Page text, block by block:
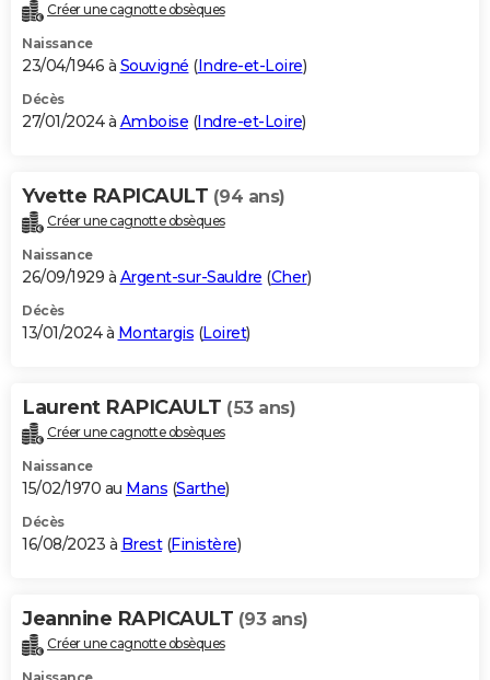
Créer une cagnotte obsèques
Naissance
23/04/1946 à Souvigné (Indre-et-Loire)
Décès
27/01/2024 à Amboise (Indre-et-Loire)
Yvette RAPICAULT (94 ans)
Créer une cagnotte obsèques
Naissance
26/09/1929 à Argent-sur-Sauldre (Cher)
Décès
13/01/2024 à Montargis (Loiret)
Laurent RAPICAULT (53 ans)
Créer une cagnotte obsèques
Naissance
15/02/1970 au Mans (Sarthe)
Décès
16/08/2023 à Brest(Finistère)
Jeannine RAPICAULT (93 ans)
Créer une cagnotte obsèques